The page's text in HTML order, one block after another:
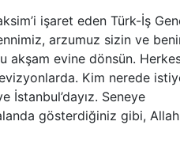
işaret eden Türk-İş
arzumuz sizin ve
akşam evine dönsün.
Kim nerede
İstanbul’dayız. Seneye
gösterdiğiniz gibi, Allah